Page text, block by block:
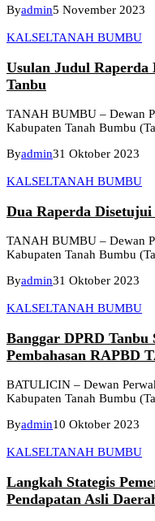
Byadmin5 November 2023
KALSELTANAH BUMBU
Usulan Judul Raperda
Tanbu
TANAH BUMBU – Dewan
Kabupaten Tanah Bumbu
Byadmin31 Oktober 2023
KALSELTANAH BUMBU
Dua Raperda
TANAH BUMBU – Dewan
Kabupaten Tanah Bumbu
Byadmin31 Oktober 2023
KALSELTANAH BUMBU
Banggar DPRD Tanbu
Pembahasan RAPBD
BATULICIN – Dewan
Kabupaten Tanah Bumbu
Byadmin10 Oktober 2023
KALSELTANAH BUMBU
Langkah Stategis
Pendapatan Asli